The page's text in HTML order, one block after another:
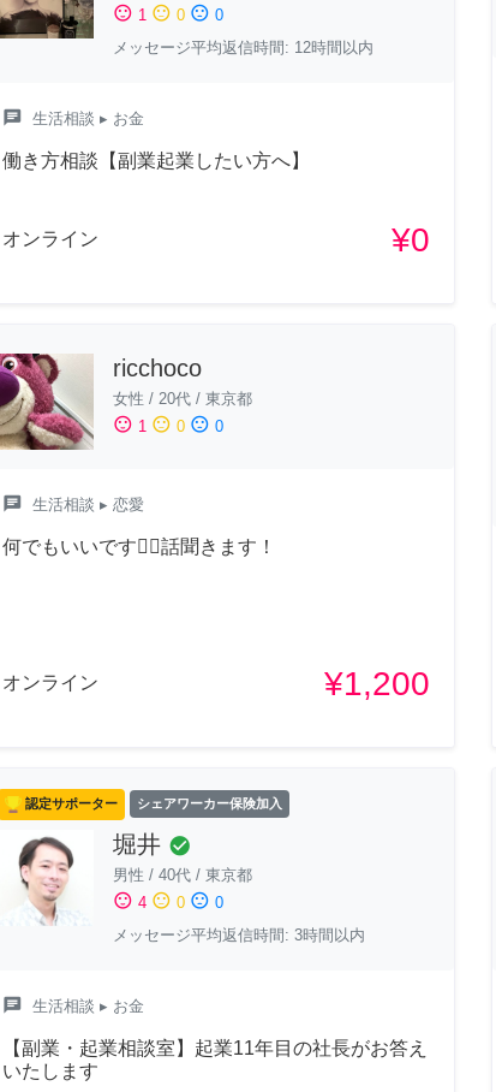
sentiment_satisfied 1 sentiment_neutral 0 sentiment_dissatisfied 0
メッセージ平均返信時間: 12時間以内
chat 生活相談 ▸ お金
働き方相談【副業起業したい方へ】
オンライン ¥0
ricchoco
女性 / 20代 / 東京都
sentiment_satisfied 1 sentiment_neutral 0 sentiment_dissatisfied 0
chat 生活相談 ▸ 恋愛
何でもいいです🙆‍♀️話聞きます！
オンライン ¥1,200
認定サポーター シェアワーカー保険加入
堀井 check_circle
男性 / 40代 / 東京都
sentiment_satisfied 4 sentiment_neutral 0 sentiment_dissatisfied 0
メッセージ平均返信時間: 3時間以内
chat 生活相談 ▸ お金
【副業・起業相談室】起業11年目の社長がお答え
いたします